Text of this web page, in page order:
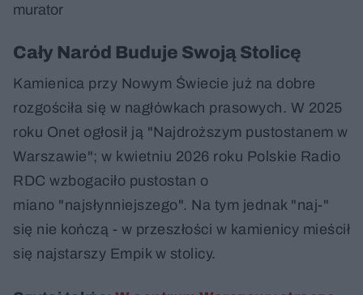
murator
Cały Naród Buduje Swoją Stolicę
Kamienica przy Nowym Świecie już na dobre
rozgościła się w nagłówkach prasowych. W 2025
roku Onet ogłosił ją "Najdroższym pustostanem w
Warszawie"; w kwietniu 2026 roku Polskie Radio
RDC wzbogaciło pustostan o
miano "najsłynniejszego". Na tym jednak "naj-"
się nie kończą - w przeszłości w kamienicy mieścił
się najstarszy Empik w stolicy.